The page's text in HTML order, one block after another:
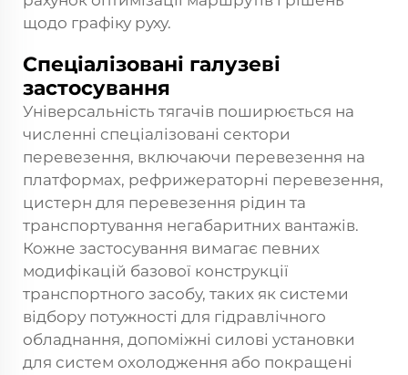
щодо графіку руху.
Спеціалізовані галузеві
застосування
Універсальність тягачів поширюється на
численні спеціалізовані сектори
перевезення, включаючи перевезення на
платформах, рефрижераторні перевезення,
цистерн для перевезення рідин та
транспортування негабаритних вантажів.
Кожне застосування вимагає певних
модифікацій базової конструкції
транспортного засобу, таких як системи
відбору потужності для гідравлічного
обладнання, допоміжні силові установки
для систем охолодження або покращені